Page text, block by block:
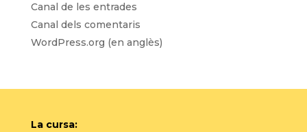
Canal de les entrades
Canal dels comentaris
WordPress.org (en anglès)
La cursa: